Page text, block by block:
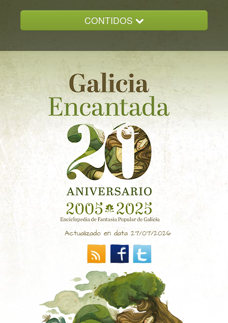
CONTIDOS
GALICIA ENCANTADA
DOCUMENTACION
NOVAS
CONTACTO
Actualizado en data 27/07/2026